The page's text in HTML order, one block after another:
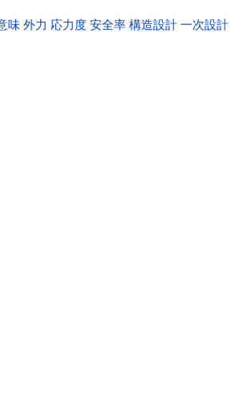
味 外力 応力度 安全率 構造設計 一次設計